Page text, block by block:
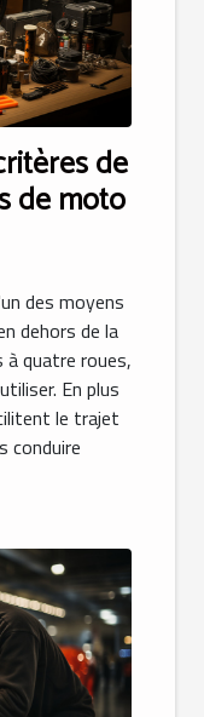
de
de moto
des moyens
dehors de la
à quatre roues,
En plus
le trajet
conduire